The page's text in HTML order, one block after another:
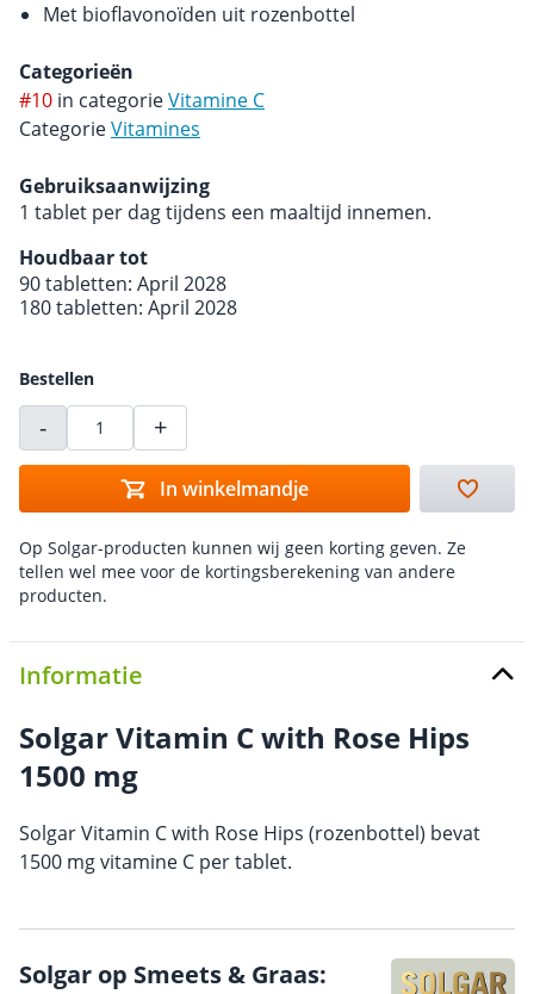
Met bioflavonoïden uit rozenbottel
Categorieën
#10 in categorieVitamine C
CategorieVitamines
Gebruiksaanwijzing
1 tablet per dag tijdens een maaltijd innemen.
Houdbaar tot
90 tabletten: April 2028
180 tabletten: April 2028
Bestellen
- +
In winkelmandje
Op Solgar-producten kunnen wij geen korting geven. Ze
tellen wel mee voor de kortingsberekening van andere
producten.
Informatie
Solgar Vitamin C with Rose Hips
1500 mg
Solgar Vitamin C with Rose Hips (rozenbottel) bevat
1500 mg vitamine C per tablet.
Solgar op Smeets & Graas: